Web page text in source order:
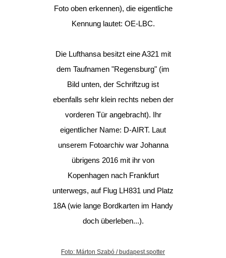
Foto oben erkennen), die eigentliche
Kennung lautet: OE-LBC.
Die Lufthansa besitzt eine A321 mit
dem Taufnamen "Regensburg" (im
Bild unten, der Schriftzug ist
ebenfalls sehr klein rechts neben der
vorderen Tür angebracht). Ihr
eigentlicher Name: D-AIRT. Laut
unserem Fotoarchiv war Johanna
übrigens 2016 mit ihr von
Kopenhagen nach Frankfurt
unterwegs, auf Flug LH831 und Platz
18A (wie lange Bordkarten im Handy
doch überleben...).
Foto: Márton Szabó / budapest.spotter